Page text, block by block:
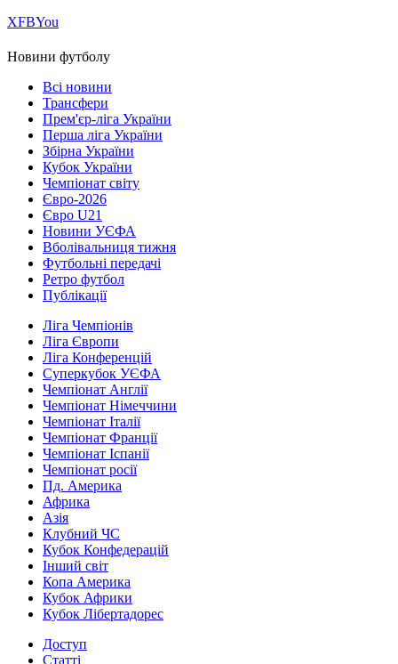
ХFBYou
Новини футболу
Всі новини
Трансфери
Прем'єр-ліга України
Перша ліга України
Збірна України
Кубок України
Чемпіонат світу
Євро-2026
Євро U21
Новини УЄФА
Вболівальниця тижня
Футбольні передачі
Ретро футбол
Публікації
Ліга Чемпіонів
Ліга Європи
Ліга Конференцій
Суперкубок УЄФА
Чемпіонат Англії
Чемпіонат Німеччини
Чемпіонат Італії
Чемпіонат Франції
Чемпіонат Іспанії
Чемпіонат росії
Пд. Америка
Африка
Азія
Клубний ЧС
Кубок Конфедерацій
Інший світ
Копа Америка
Кубок Африки
Кубок Лібертадорес
Доступ
Статті